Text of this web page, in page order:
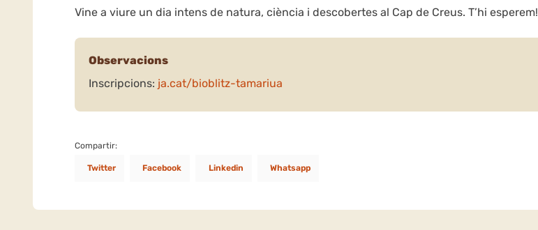
Vine a viure un dia intens de natura, ciència i descobertes al Cap de Creus. T’hi esperem!
Observacions
Inscripcions: ja.cat/bioblitz-tamariua
Compartir:
Twitter Facebook Linkedin Whatsapp